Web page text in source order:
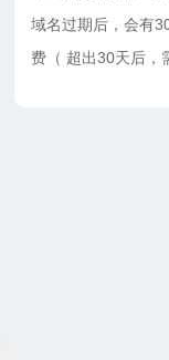
域名过期后，会有
费（ 超出30天后，